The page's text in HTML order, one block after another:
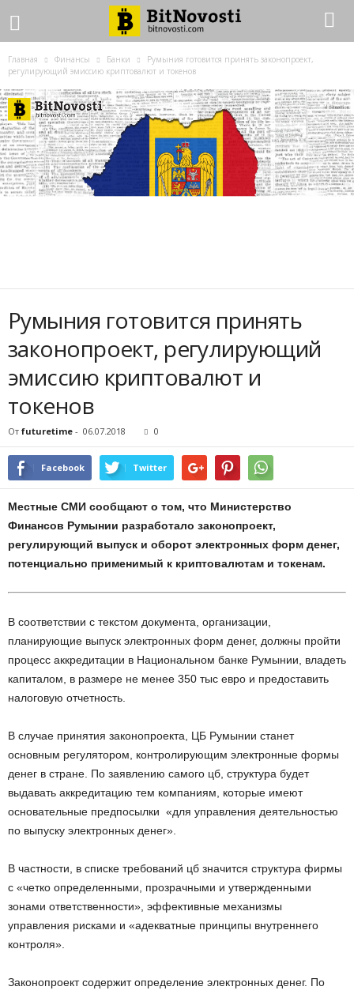
Главная Финансы Банки
Румыния готовится принять законопроект,
регулирующий эмиссию криптовалют и токенов
Румыния готовится принять
законопроект, регулирующий
эмиссию криптовалют и
токенов
От futuretime - 06.07.2018 0
Facebook Twitter
Местные СМИ сообщают о том, что Министерство
Финансов Румынии разработало законопроект,
регулирующий выпуск и оборот электронных форм денег,
потенциально применимый к криптовалютам и токенам.
В соответствии с текстом документа, организации,
планирующие выпуск электронных форм денег, должны пройти
процесс аккредитации в Национальном банке Румынии, владеть
капиталом, в размере не менее 350 тыс евро и предоставить
налоговую отчетность.
В случае принятия законопроекта, ЦБ Румынии станет
основным регулятором, контролирующим электронные формы
денег в стране. По заявлению самого цб, структура будет
выдавать аккредитацию тем компаниям, которые имеют
основательные предпосылки «для управления деятельностью
по выпуску электронных денег».
В частности, в списке требований цб значится структура фирмы
с «четко определенными, прозрачными и утвержденными
зонами ответственности», эффективные механизмы
управления рисками и «адекватные принципы внутреннего
контроля».
Законопроект содержит определение электронных денег. По